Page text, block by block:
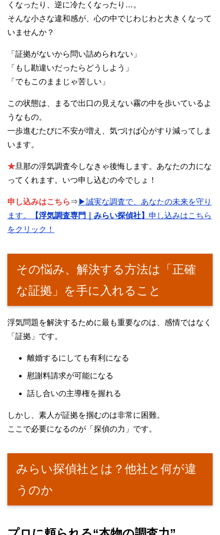
くなったり、逆に冷たくなったり…。
そんな小さな違和感が、心の中でじわじわと大きくなって
いませんか？
「証拠がないから問い詰められない」
「もし勘違いだったらどうしよう」
「でもこのままじゃ苦しい」
この状態は、まるで出口の見えない霧の中を歩いているよ
うなもの。
一歩進むたびに不安が増え、気づけば心がすり減ってしま
います。
★旦那の浮気調査今しなきゃ後悔します。あなたの力にな
ってくれます。いつ申し込むの今でしょ！
申し込みはこちら ⇒ ▶誠実な調査で、あなたの未来を守り
ます。
【浮気調査専門｜みらい探偵社】 申し込みはこちら
をクリック！
その悩み、解決する方法は「正確
な証拠」を手に入れること
浮気問題を解決するために最も重要なのは、感情ではなく
「証拠」です。
離婚するにしても有利になる
慰謝料請求が可能になる
話し合いの主導権を握れる
しかし、素人が証拠を掴むのは非常に困難。
ここで必要になるのが「探偵の力」です。
みらい探偵社とは？他社と何が違
うのか